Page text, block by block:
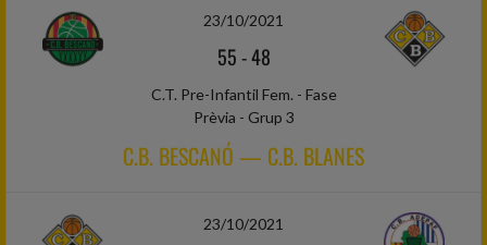
23/10/2021
55-48
C.T. Pre-Infantil Fem. - Fase
Prèvia - Grup 3
C.B. BESCANÓ — C.B. BLANES
23/10/2021